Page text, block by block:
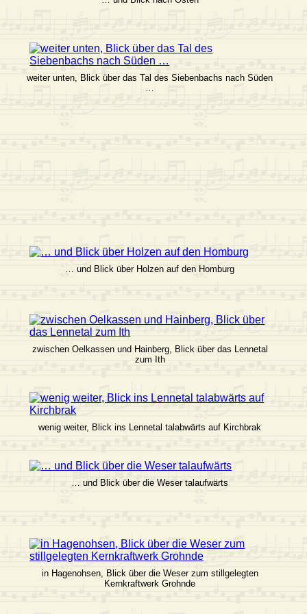
weiter unten, Blick über das Tal des Siebenbachs nach Süden
…
… und Blick über Holzen auf den Homburg
zwischen Oelkassen und Hainberg, Blick über das Lennetal
zum Ith
wenig weiter, Blick ins Lennetal talabwärts auf Kirchbrak
… und Blick über die Weser talaufwärts
in Hagenohsen, Blick über die Weser zum stillgelegten
Kernkraftwerk Grohnde